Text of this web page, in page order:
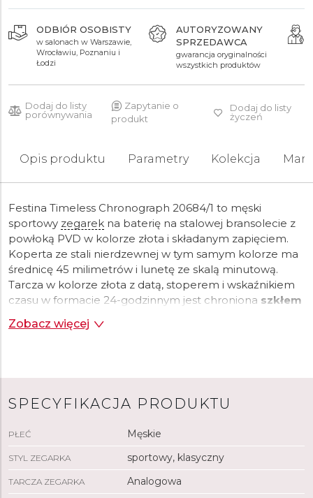
1 099 zł 1 099 zł
ODBIÓR OSOBISTY
w salonach w Warszawie,
Wrocławiu, Poznaniu i
Łodzi
AUTORYZOWANY
SPRZEDAWCA
gwarancja oryginalności
wszystkich produktów
Dodaj do listy
porównywania
Zapytanie o
produkt
Dodaj do listy
życzeń
Opis produktu Parametry Kolekcja
Festina Timeless Chronograph 20684/1 to męski
sportowy zegarek na baterię na stalowej bransolecie z
powłoką PVD w kolorze złota i składanym zapięciem.
Koperta ze stali nierdzewnej w tym samym kolorze ma
średnicę 45 milimetrów i lunetę ze skalą minutową.
Tarcza w kolorze złota z datą, stoperem i wskaźnikiem
czasu w formacie 24-godzinnym jest chroniona szkłem
luminescencyjną
Miyota JS25 z dokładnością ±20 sekund na miesiąc.
pływania i snorkelingu.
Zobacz więcej
SPECYFIKACJA PRODUKTU
PŁEĆ Męskie
STYL ZEGARKA sportowy, klasyczny
TARCZA ZEGARKA Analogowa